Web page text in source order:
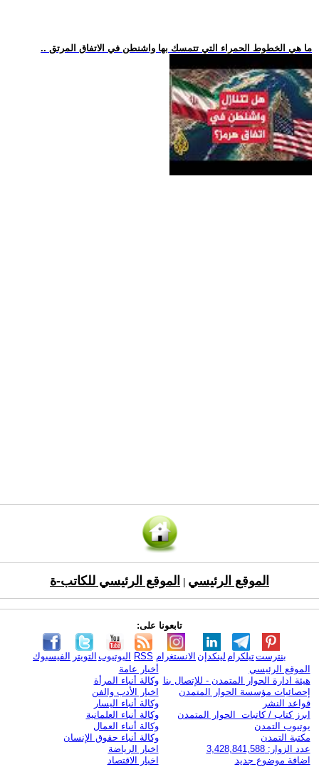
.. ما هي الخطوط الحمراء التي تتمسك بها واشنطن في الاتفاق المرتق
الموقع الرئيسي الموقع الرئيسي للكاتب-ة
تابعونا على:
الفيسبوك التويتر اليوتيوب RSS الانستغرام لينكدإن تيلكرامبنترست
الموقع الرئيسي
هيئة ادارة الحوار المتمدن - للإتصال بنا
إحصائيات مؤسسة الحوار المتمدن
قواعد النشر
ابرز كتاب / كاتبات الحوار المتمدن
يوتيوب التمدن
مكتبة التمدن
عدد الزوار: 3,428,841,588
اضافة موضوع جديد
أخبار عامة
وكالة أنباء المرأة
اخبار الأدب والفن
وكالة أنباء اليسار
وكالة أنباء العلمانية
وكالة أنباء العمال
وكالة أنباء حقوق الإنسان
اخبار الرياضة
اخبار الاقتصاد